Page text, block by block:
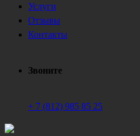
Услуги
Отзывы
Контакты
Звоните
+ 7 (812) 985 85 25